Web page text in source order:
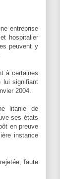
entreprise
hospitalier
peuvent y
à certaines
lui signifiant
2004.
litanie de
ses états
en preuve
instance
faute